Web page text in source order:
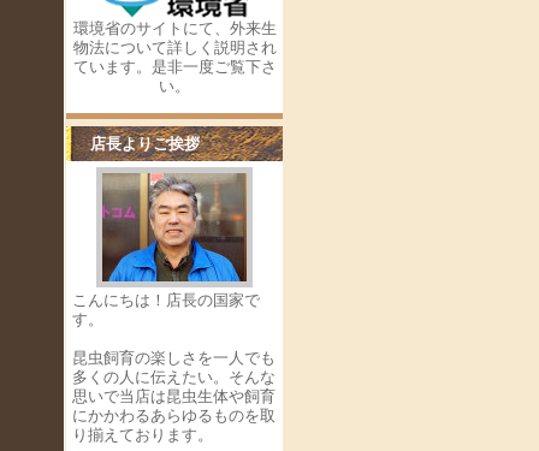
環境省のサイトにて、外来生
物法について詳しく説明され
ています。是非一度ご覧下さ
い。
店長よりご挨拶
こんにちは！店長の国家で
す。
昆虫飼育の楽しさを一人でも
多くの人に伝えたい。そんな
思いで当店は昆虫生体や飼育
にかかわるあらゆるものを取
り揃えております。